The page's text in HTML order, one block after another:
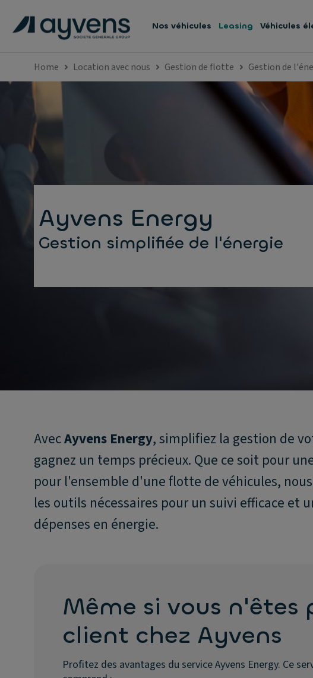
Nos véhicules Leasing Véhicules
Home Location avec nous Gestion de flotte Gestion de
Ayvens Energy
Gestion simplifiée de l'énergie
AvecAyvens Energy, simplifiez la gestion de
gagnez un temps précieux. Que ce soit pour
pour l'ensemble d'une flotte de véhicules,
les outils nécessaires pour un suivi efficace et
dépenses en énergie.
Même si vous n'êtes
client chez Ayvens
Profitez des avantages du service Ayvens Energy. Ce